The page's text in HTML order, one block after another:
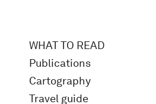
WHAT TO READ
Publications
Cartography
Travel guide